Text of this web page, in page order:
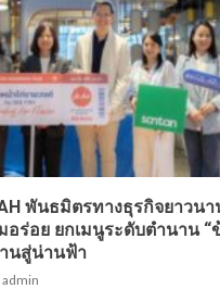
พันธมิตรทางธุรกิจยาวน
อร่อย ยกเมนูระดับตำนาน “
นสู่น่านฟ้า
admin